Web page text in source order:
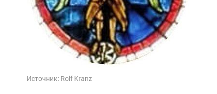
Источник: Rolf Kranz